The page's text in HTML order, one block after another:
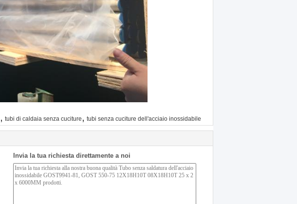
tubi di caldaia senza cuciture tubi senza cuciture dell'acciaio inossidabile
Invia la tua richiesta direttamente a noi